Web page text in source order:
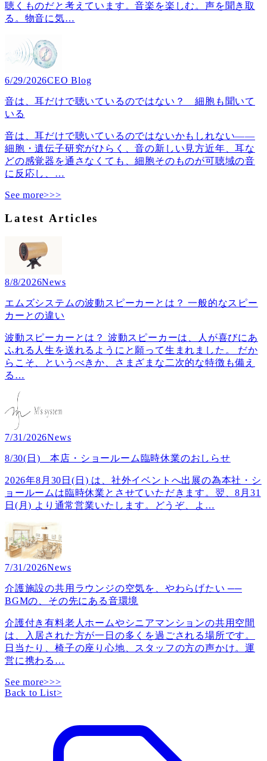
聴くものだと考えています。音楽を楽しむ。声を聞き取
る。物音に気…
6/29/2026CEO Blog
音は、耳だけで聴いているのではない？ 細胞も聞いて
いる
音は、耳だけで聴いているのではないかもしれない――
細胞・遺伝子研究がひらく、音の新しい見方近年、耳な
どの感覚器を通さなくても、細胞そのものが可聴域の音
に反応し、 …
See more>>>
Latest Articles
8/8/2026News
エムズシステムの波動スピーカーとは？ 一般的なスピー
カーとの違い
波動スピーカーとは？ 波動スピーカーは、人が喜びにあ
ふれる人生を送れるようにと願って生まれました。 だか
らこそ、というべきか、さまざまな二次的な特徴も備え
る …
7/31/2026News
8/30(日) 本店・ショールーム臨時休業のおしらせ
2026年8月30日(日) は、社外イベントへ出展の為本社・シ
ョールームは臨時休業とさせていただきます。翌、8月31
日(月) より通常営業いたします。どうぞ、よ …
7/31/2026News
介護施設の共用ラウンジの空気を、やわらげたい ──
BGMの、その先にある音環境
介護付き有料老人ホームやシニアマンションの共用空間
は、入居された方が一日の多くを過ごされる場所です。
日当たり、椅子の座り心地、スタッフの方の声かけ。運
営に携わる …
See more>>>
Back to List>